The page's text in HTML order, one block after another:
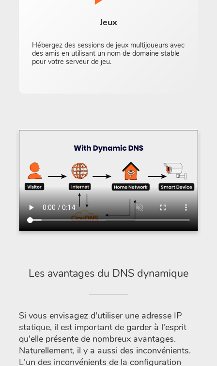
Jeux
Hébergez des sessions de jeux multijoueurs avec
des amis en utilisant un nom de domaine stable
pour votre serveur de jeu.
Les avantages du DNS dynamique
Si vous envisagez d'utiliser une adresse IP
statique, il est important de garder à l'esprit
qu'elle présente de nombreux avantages.
Naturellement, il y a aussi des inconvénients.
L'un des inconvénients de la configuration